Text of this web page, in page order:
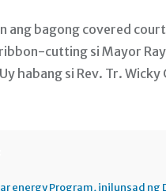
ang bagong covered
cutting si Mayor
habang si Rev. Tr. Wicky
energy Program, inilunsad ng